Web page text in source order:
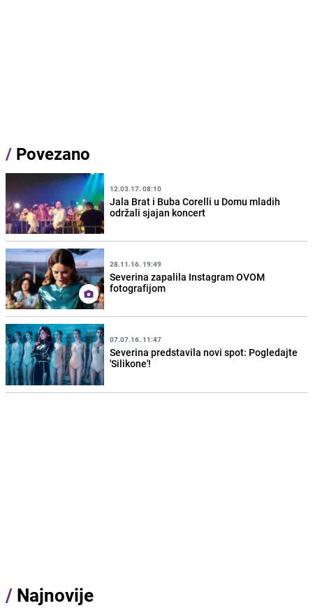
/ Povezano
12.03.17. 08:10
Jala Brat i Buba Corelli u Domu mladih
održali sjajan koncert
28.11.16. 19:49
Severina zapalila Instagram OVOM
fotografijom
07.07.16. 11:47
Severina predstavila novi spot: Pogledajte
'Silikone'!
/ Najnovije